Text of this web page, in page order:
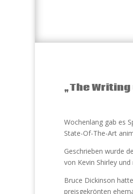
„The
Wochenlang gab es
State-Of-The-Art
Geschrieben wurde
von Kevin Shirley
Bruce Dickinson
preisgekrönten